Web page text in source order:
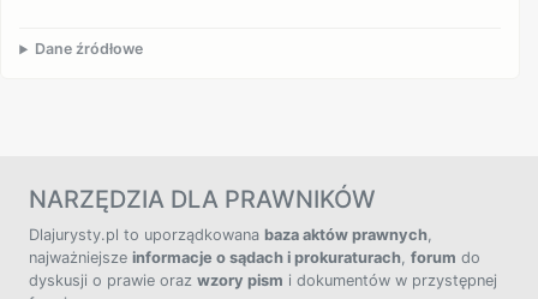
Dane źródłowe
NARZĘDZIA DLA PRAWNIKÓW
Dlajurysty.pl to uporządkowana baza aktów prawnych,
najważniejsze informacje o sądach i prokuraturach, forum do
dyskusji o prawie oraz wzory pism i dokumentów w przystępnej